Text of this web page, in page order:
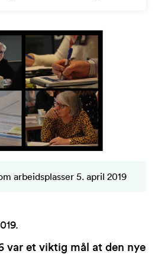
arbeidsplasser 5. april 2019
.
var et viktig mål at den nye